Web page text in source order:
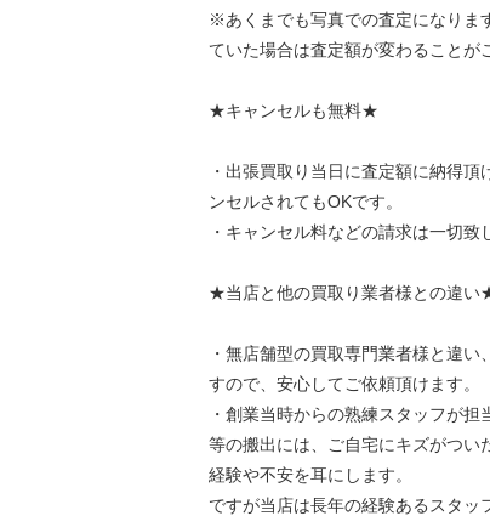
※あくまでも写真での査定になりま
ていた場合は査定額が変わることが
★キャンセルも無料★
・出張買取り当日に査定額に納得頂
ンセルされてもOKです。
・キャンセル料などの請求は一切致
★当店と他の買取り業者様との違い
・無店舗型の買取専門業者様と違い
すので、安心してご依頼頂けます。
・創業当時からの熟練スタッフが
等の搬出には、ご自宅にキズがつい
経験や不安を耳にします。
ですが当店は長年の経験あるスタッ